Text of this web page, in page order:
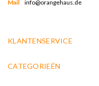
Mail info@orangehaus.de
KLANTENSERVICE
CATEGORIEËN